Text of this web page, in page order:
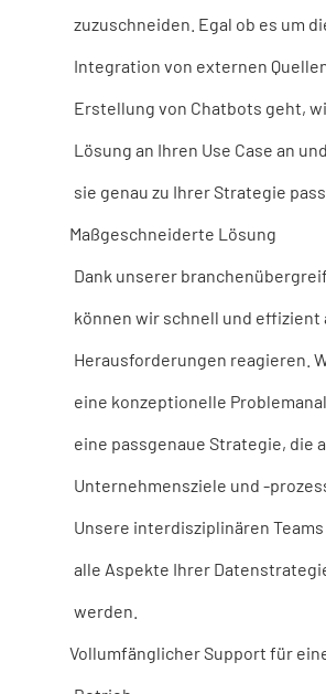
zuzuschneiden. Egal ob es um
Integration von externen
Erstellung von Chatbots geht,
Lösung an Ihren Use Case an
sie genau zu Ihrer Strategie
Maßgeschneiderte Lösung
Dank unserer
können wir schnell und effizient
Herausforderungen reagieren.
eine konzeptionelle
eine passgenaue Strategie, die
Unternehmensziele und -
Unsere interdisziplinären
alle Aspekte Ihrer
werden.
Vollumfänglicher Support für